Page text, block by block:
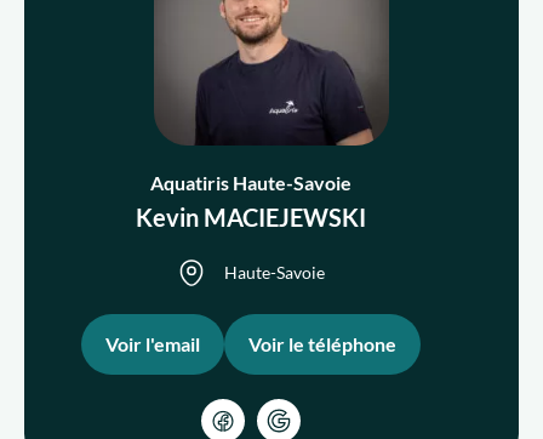
Nous rejoindre
Trouver un expert
Aquatiris Haute-Savoie
Kevin MACIEJEWSKI
Haute-Savoie
Voir l'email Voir le téléphone